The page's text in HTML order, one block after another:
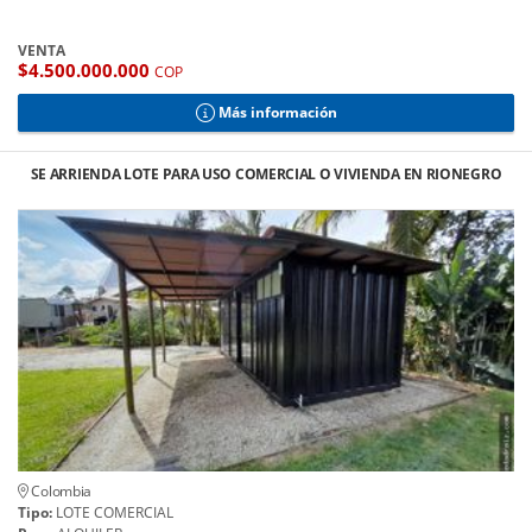
VENTA
$4.500.000.000 COP
Más información
SE ARRIENDA LOTE PARA USO COMERCIAL O VIVIENDA EN RIONEGRO
Colombia
Tipo: LOTE COMERCIAL